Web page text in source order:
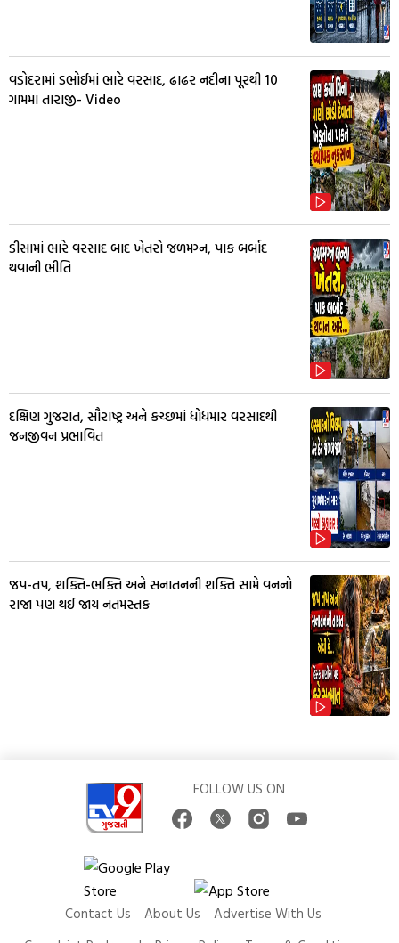
વડોદરામાં ડભોઈમાં ભારે વરસાદ, ઢાઢર નદીના પૂરથી 10
ગામમાં તારાજી- Video
ડીસામાં ભારે વરસાદ બાદ ખેતરો જળમગ્ન, પાક બર્બાદ
થવાની ભીતિ
દક્ષિણ ગુજરાત, સૌરાષ્ટ્ર અને કચ્છમાં ધોધમાર વરસાદથી
જનજીવન પ્રભાવિત
જપ-તપ, શક્તિ-ભક્તિ અને સનાતનની શક્તિ સામે વનનો
રાજા પણ થઈ જાય નતમસ્તક
FOLLOW US ON
Contact Us About Us
Advertise With Us